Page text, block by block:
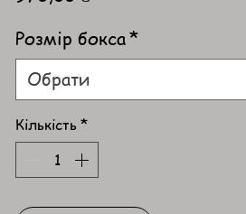
Розмір бокса*
Обрати
Кількість*